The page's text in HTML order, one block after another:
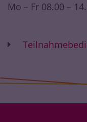
Mo – Fr 08.00 –